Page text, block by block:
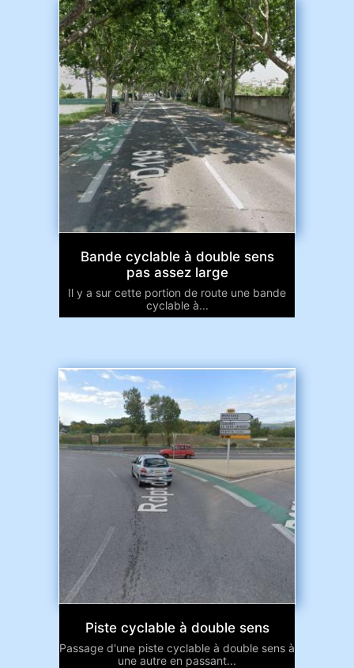
Bande cyclable à double sens
pas assez large
Il y a sur cette portion de route une bande
cyclable à...
Piste cyclable à double sens
Passage d'une piste cyclable à double sens à
une autre en passant...